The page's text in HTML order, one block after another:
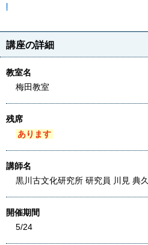
l
講座の詳細
教室名
梅田教室
残席
あります
講師名
黒川古文化研究所 研究員 川見 典久
開催期間
5/24